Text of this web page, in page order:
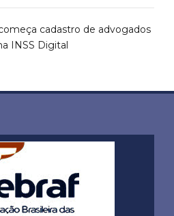
cadastro de advogados
INSS Digital